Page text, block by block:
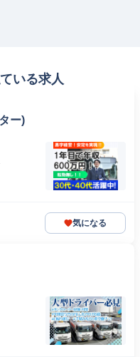
いる求人
ー)
気になる